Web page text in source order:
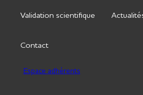
Validation scientifique
Contact
Espace adhérents